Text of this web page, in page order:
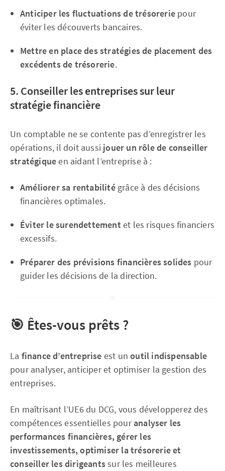
Anticiper les fluctuations de trésorerie pour
éviter les découverts bancaires.
Mettre en place des stratégies de placement des
excédents de trésorerie.
5. Conseiller les entreprises sur leur
stratégie financière
Un comptable ne se contente pas d’enregistrer les
opérations, il doit aussi jouer un rôle de conseiller
stratégiqueen aidant l’entreprise à :
Améliorer sa rentabilitégrâce à des décisions
financières optimales.
Éviter le surendettement et les risques financiers
excessifs.
Préparer des prévisions financières solides pour
guider les décisions de la direction.
🎯 Êtes-vous prêts ?
La finance d’entreprise est unoutil indispensable
pour analyser, anticiper et optimiser la gestion des
entreprises.
En maîtrisant l’UE6 du DCG, vous développerez des
compétences essentielles pouranalyser les
performances financières, gérer les
investissements, optimiser la trésorerie et
conseiller les dirigeantssur les meilleures